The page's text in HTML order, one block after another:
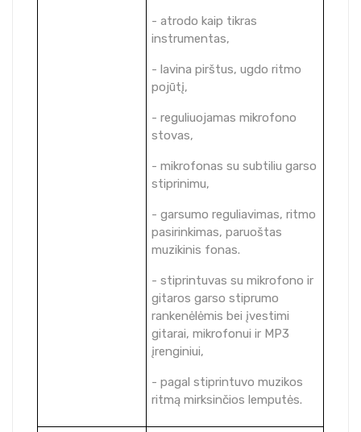
- atrodo kaip tikras
instrumentas,
- lavina pirštus, ugdo ritmo
pojūtį,
- reguliuojamas mikrofono
stovas,
- mikrofonas su subtiliu garso
stiprinimu,
- garsumo reguliavimas, ritmo
pasirinkimas, paruoštas
muzikinis fonas.
- stiprintuvas su mikrofono ir
gitaros garso stiprumo
rankenėlėmis bei įvestimi
gitarai, mikrofonui ir MP3
įrenginiui,
- pagal stiprintuvo muzikos
ritmą mirksinčios lemputės.